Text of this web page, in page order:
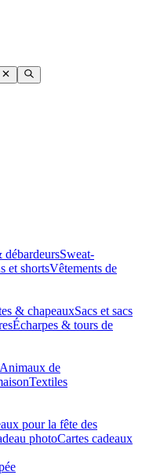
débardeursSweat-
et shortsVêtements de
& chapeauxSacs et sacs
Écharpes & tours de
de
Textiles
pour la fête des
photoCartes cadeaux